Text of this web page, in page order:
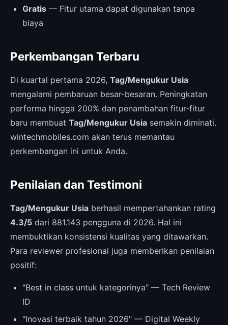
Gratis — Fitur utama dapat digunakan tanpa
biaya
Perkembangan Terbaru
Di kuartal pertama 2026, Tag/Mengukur Usia
mengalami pembaruan besar-besaran. Peningkatan
performa hingga 200% dan penambahan fitur-fitur
baru membuat Tag/Mengukur Usia semakin diminati.
wintechmobiles.com akan terus memantau
perkembangan ini untuk Anda.
Penilaian dan Testimoni
Tag/Mengukur Usia berhasil mempertahankan rating
4.3/5 dari 881.143 pengguna di 2026. Hal ini
membuktikan konsistensi kualitas yang ditawarkan.
Para reviewer profesional juga memberikan penilaian
positif:
"Best in class untuk kategorinya" — Tech Review
ID
"Inovasi terbaik tahun 2026" — Digital Weekly